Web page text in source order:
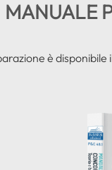
MANUALE
è disponibile